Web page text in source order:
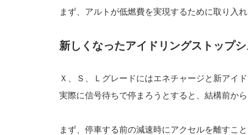
まず、アルトが低燃費を実現するために取り入
新しくなったアイドリングストップ
Ｘ、Ｓ、Ｌグレードにはエネチャージと新アイ
実際に信号待ちで停まろうとすると、結構前か
まず、停車する前の減速時にアクセルを離すこ